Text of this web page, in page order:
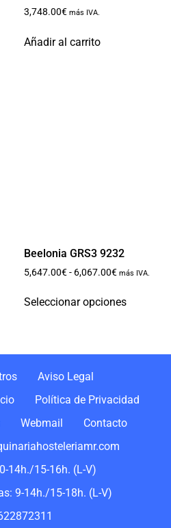
3,748.00€ más IVA.
Añadir al carrito
Beelonia GRS3 9232
5,647.00€- 6,067.00€ más IVA.
Seleccionar opciones
Aviso Legal
Política de Privacidad
Webmail
Contacto
14h./15-16h. (L-V)
9-14h./15-18h. (L-V)